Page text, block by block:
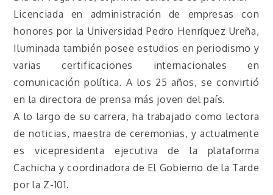
Licenciada en administración de empresas con
honores por la Universidad Pedro Henríquez Ureña,
Iluminada también posee estudios en periodismo y
varias certificaciones internacionales en
comunicación política. A los 25 años, se convirtió
en la directora de prensa más joven del país.
A lo largo de su carrera, ha trabajado como lectora
de noticias, maestra de ceremonias, y actualmente
es vicepresidenta ejecutiva de la plataforma
Cachicha y coordinadora de El Gobierno de la Tarde
por la Z-101.